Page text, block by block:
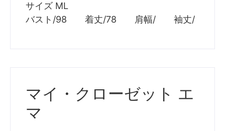
サイズ ML
バスト/98 着丈/78 肩幅/ 袖丈/
マイ・クローゼット エ
マ